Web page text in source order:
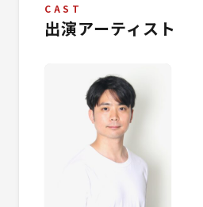
CAST
出演アーティスト